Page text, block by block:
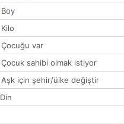
Boy
Kilo
Çocuğu var
Çocuk sahibi olmak istiyor
Aşk için şehir/ülke değiştir
Din